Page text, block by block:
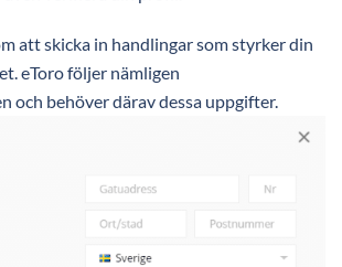
att skicka in handlingar som styrker din
eToro följer nämligen
och behöver därav dessa uppgifter.